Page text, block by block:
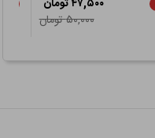
۵۰,۰۰۰ تومان